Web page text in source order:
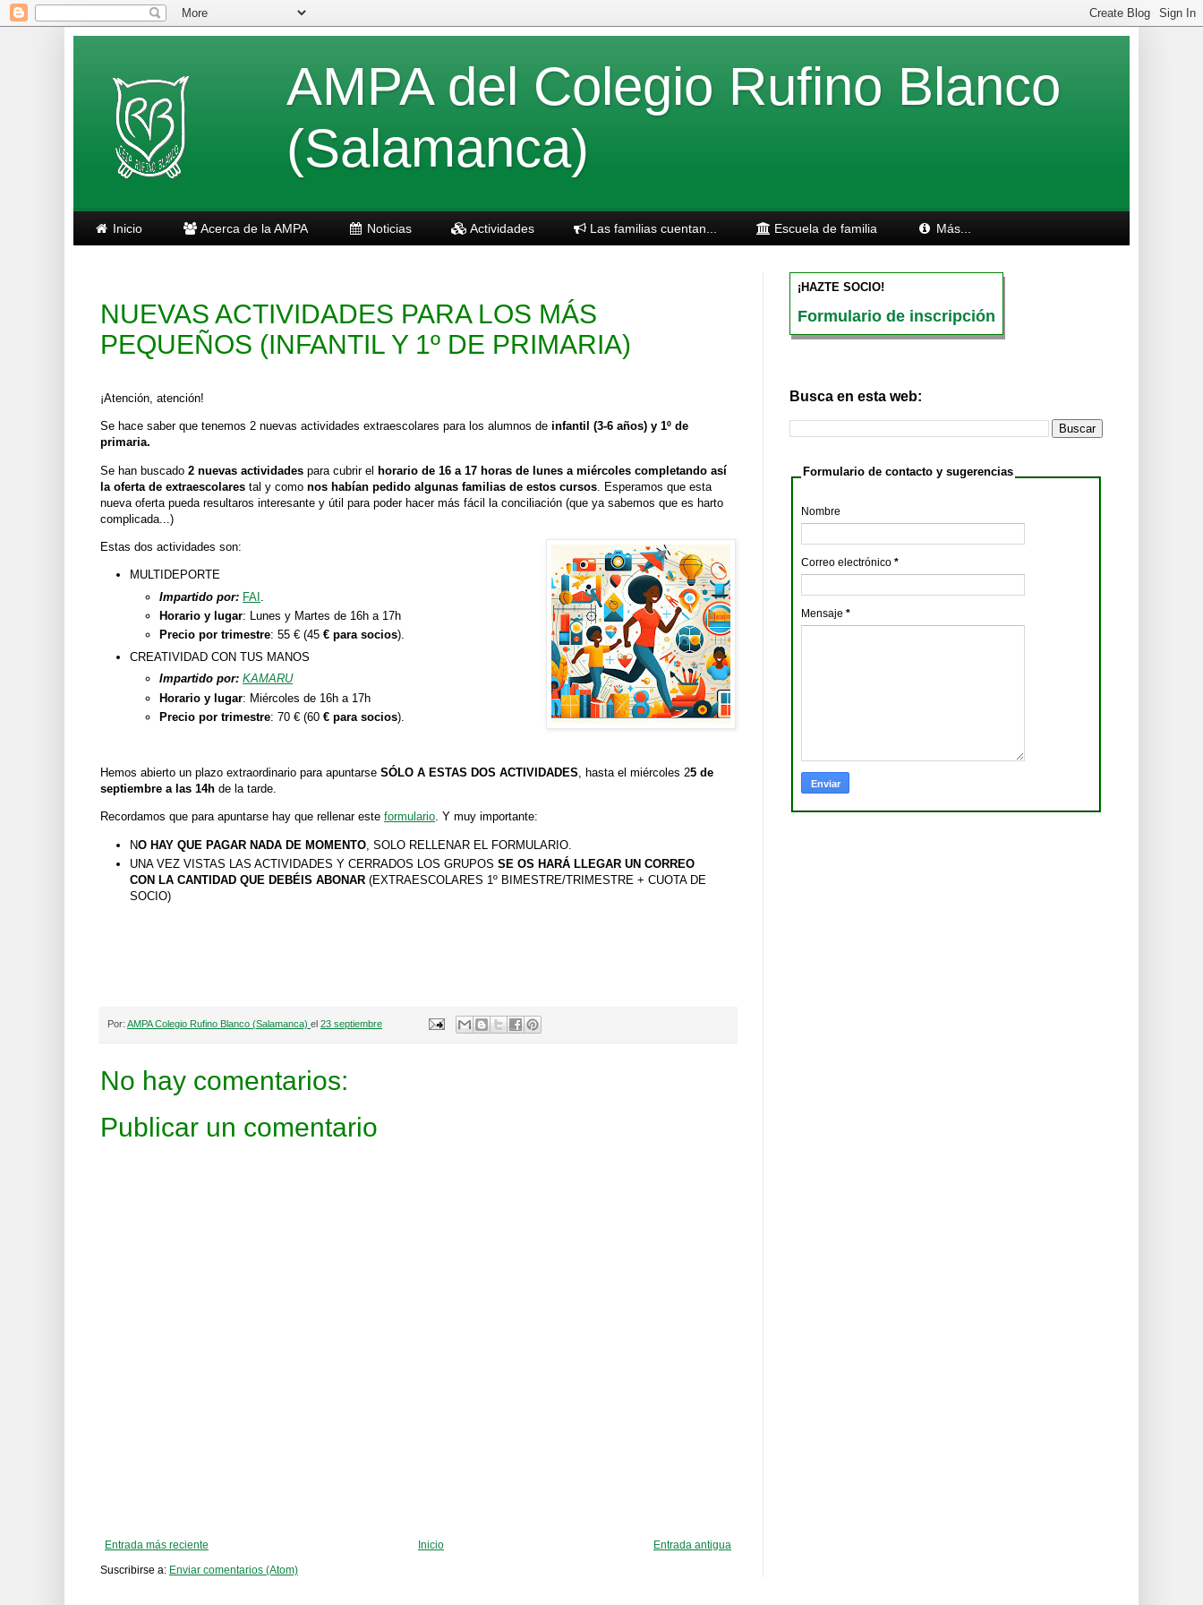
AMPA del Colegio Rufino Blanco
(Salamanca)
Inicio Acerca de la AMPA Noticias Actividades Las familias cuentan... Escuela de familia Más...
NUEVAS ACTIVIDADES PARA LOS MÁS
PEQUEÑOS (INFANTIL Y 1º DE PRIMARIA)
¡Atención, atención!
Se hace saber que tenemos 2 nuevas actividades extraescolares para los alumnos de infantil (3-6 años) y 1º de
primaria.
Se han buscado 2 nuevas actividades para cubrir el horario de 16 a 17 horas de lunes a miércoles completando así
la oferta de extraescolares tal y como nos habían pedido algunas familias de estos cursos . Esperamos que esta
nueva oferta pueda resultaros interesante y útil para poder hacer más fácil la conciliación (que ya sabemos que es harto
complicada...)
Estas dos actividades son:
MULTIDEPORTE
Impartido por: FAI
Horario y lugar: Lunes y Martes de 16h a 17h
Precio por trimestre: 55 € (45 € para socios).
CREATIVIDAD CON TUS MANOS
Impartido por: KAMARU
Horario y lugar: Miércoles de 16h a 17h
Precio por trimestre: 70 € (60 € para socios).
Hemos abierto un plazo extraordinario para apuntarse SÓLO A ESTAS DOS ACTIVIDADES, hasta el miércoles 25 de
septiembre a las 14h de la tarde.
Recordamos que para apuntarse hay que rellenar este formulario. Y muy importante:
NO HAY QUE PAGAR NADA DE MOMENTO , SOLO RELLENAR EL FORMULARIO.
UNA VEZ VISTAS LAS ACTIVIDADES Y CERRADOS LOS GRUPOS SE OS HARÁ LLEGAR UN CORREO
CON LA CANTIDAD QUE DEBÉIS ABONAR (EXTRAESCOLARES 1º BIMESTRE/TRIMESTRE + CUOTA DE
SOCIO)
Por: AMPA Colegio Rufino Blanco (Salamanca) el 23 septiembre
No hay comentarios:
Publicar un comentario
Entrada más reciente Entrada antigua
Inicio
Suscribirse a: Enviar comentarios (Atom)
¡HAZTE SOCIO!
Formulario de inscripción
Busca en esta web:
Formulario de contacto y sugerencias
Nombre
Correo electrónico *
Mensaje *